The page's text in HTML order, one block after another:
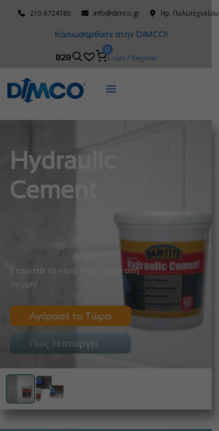
210 6724180 info@dimco.gr Ηρ.
Καλωσήρθατε στην DIMCO!
B2B
0
Login / Register
Hydraulic
Cement
Σταματά το νερό που τρέχει στη
στιγμή!
Αγόρασέ το Τώρα
Πώς λειτουργεί